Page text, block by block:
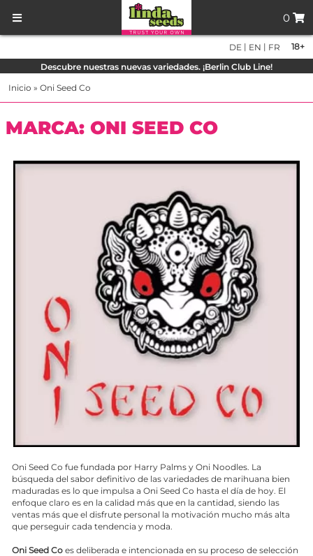
0
18+
DE | EN | FR
Descubre nuestras nuevas variedades. ¡Berlin Club Line!
Inicio » Oni Seed Co
MARCA: ONI SEED CO
Oni Seed Co fue fundada por Harry Palms y Oni Noodles. La
búsqueda del sabor definitivo de las variedades de marihuana bien
maduradas es lo que impulsa a Oni Seed Co hasta el día de hoy. El
enfoque claro es en la calidad más que en la cantidad, siendo las
ventas más que el disfrute personal la motivación mucho más alta
que perseguir cada tendencia y moda.
Oni Seed Co es deliberada e intencionada en su proceso de selección